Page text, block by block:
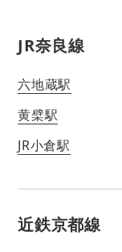
JR奈良線
六地蔵駅
黄檗駅
JR小倉駅
近鉄京都線